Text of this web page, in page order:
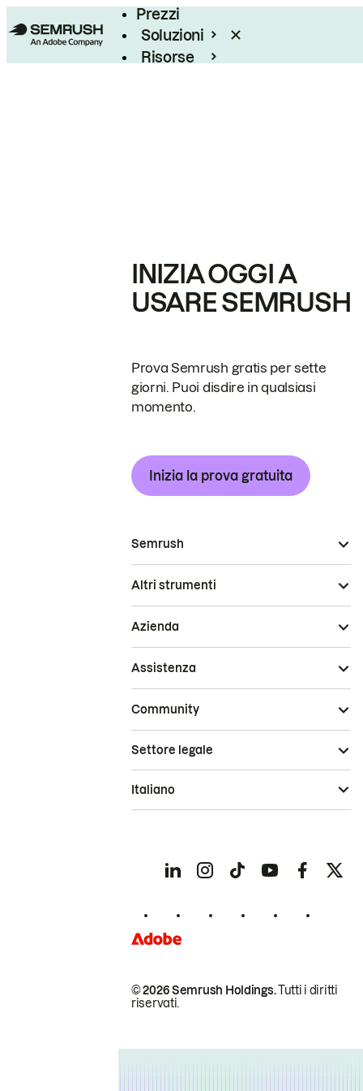
Prezzi
Soluzioni
Risorse
INIZIA OGGI A
USARE SEMRUSH
Prova Semrush gratis per sette
giorni. Puoi disdire in qualsiasi
momento.
Inizia la prova gratuita
Semrush
Altri strumenti
Azienda
Assistenza
Community
© 2026 Semrush Holdings.Tutti i diritti
riservati.
Settore legale
Italiano